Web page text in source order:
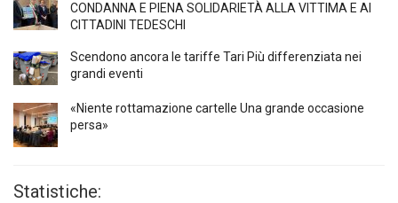
CONDANNA E PIENA SOLIDARIETÀ ALLA VITTIMA E AI
CITTADINI TEDESCHI
Scendono ancora le tariffe Tari Più differenziata nei
grandi eventi
«Niente rottamazione cartelle Una grande occasione
persa»
Statistiche: